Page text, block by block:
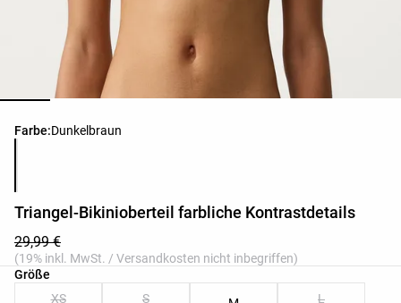
Farbe:Dunkelbraun
Produktfarbliste
Triangel-Bikinioberteil farbliche Kontrastdetails
29,99 €
(19% inkl. MwSt. / Versandkosten nicht inbegriffen)
Größe
Produktgrößenliste
XS S L